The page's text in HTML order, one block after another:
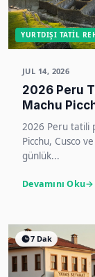
YURTDIŞI TATIL
JUL 14, 2026
2026 Peru
Machu
2026 Peru tatili
Picchu, Cusco
günlük...
Devamını Oku
7 Dak